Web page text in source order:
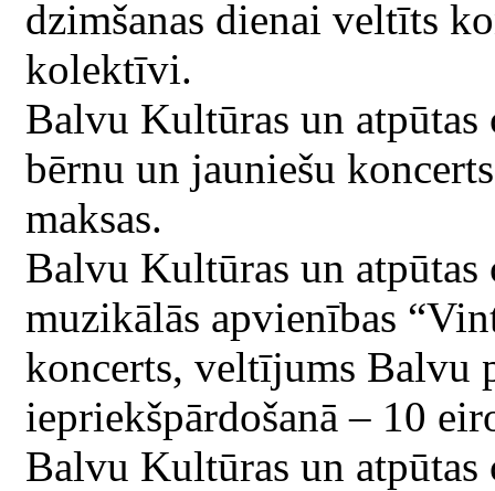
dzimšanas dienai veltīts
kolektīvi.
Balvu Kultūras un atpūtas
bērnu un jauniešu
maksas.
Balvu Kultūras un atpūtas
muzikālās apvienības
koncerts, veltījums Balvu
iepriekšpārdošanā – 10
Balvu Kultūras un atpūtas